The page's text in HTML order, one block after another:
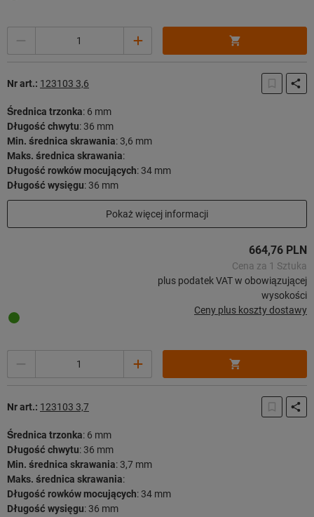
Nr art.: 123103 3,6
Średnica trzonka: 6 mm
Długość chwytu: 36 mm
Min. średnica skrawania: 3,6 mm
Maks. średnica skrawania:
Długość rowków mocujących: 34 mm
Długość wysięgu: 36 mm
Długość użytkowa:29 mm
72 mm
Strategia skrawania:HPC
Pokaż więcej informacji
664,76 PLN
Cena za 1 Sztuka
plus podatek VAT w obowiązującej
wysokości
Ceny plus koszty dostawy
Nr art.: 123103 3,7
Średnica trzonka: 6 mm
Długość chwytu: 36 mm
Min. średnica skrawania: 3,7 mm
Maks. średnica skrawania:
Długość rowków mocujących: 34 mm
Długość wysięgu: 36 mm